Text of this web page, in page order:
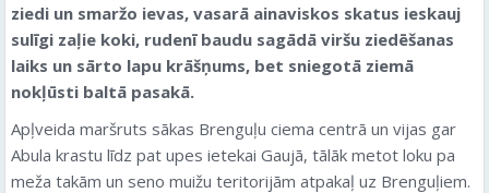
ziedi un smaržo ievas, vasarā ainaviskos skatus ieskauj
sulīgi zaļie koki, rudenī baudu sagādā viršu ziedēšanas
laiks un sārto lapu krāšņums, bet sniegotā ziemā
nokļūsti baltā pasakā.
Apļveida maršruts sākas Brenguļu ciema centrā un vijas gar
Abula krastu līdz pat upes ietekai Gaujā, tālāk metot loku pa
meža takām un seno muižu teritorijām atpakaļ uz Brenguļiem.